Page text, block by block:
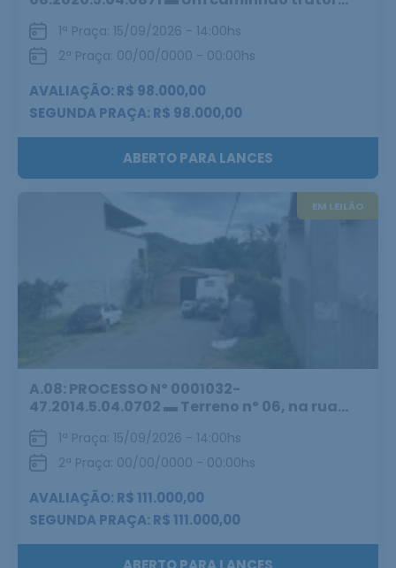
1ª Praça: 15/09/2026 - 14:00hs
2ª Praça: 00/00/0000 - 00:00hs
AVALIAÇÃO: R$ 98.000,00
SEGUNDA PRAÇA: R$ 98.000,00
ABERTO PARA LANCES
EM LEILÃO
A.08: PROCESSO Nº 0001032-
47.2014.5.04.0702 ▬ Terreno nº 06, na rua...
1ª Praça: 15/09/2026 - 14:00hs
2ª Praça: 00/00/0000 - 00:00hs
AVALIAÇÃO: R$ 111.000,00
SEGUNDA PRAÇA: R$ 111.000,00